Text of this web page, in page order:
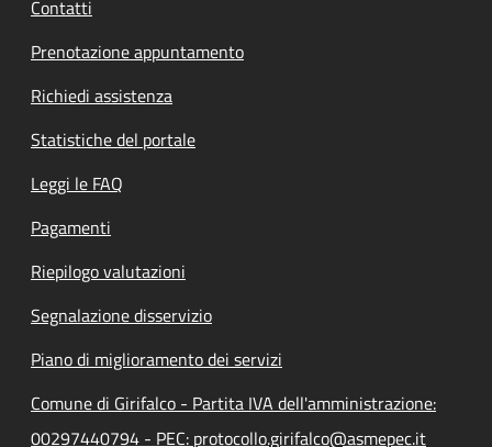
Contatti
Prenotazione appuntamento
Richiedi assistenza
Statistiche del portale
Leggi le FAQ
Pagamenti
Riepilogo valutazioni
Segnalazione disservizio
Piano di miglioramento dei servizi
Comune di Girifalco - Partita IVA dell'amministrazione:
00297440794 - PEC: protocollo.girifalco@asmepec.it